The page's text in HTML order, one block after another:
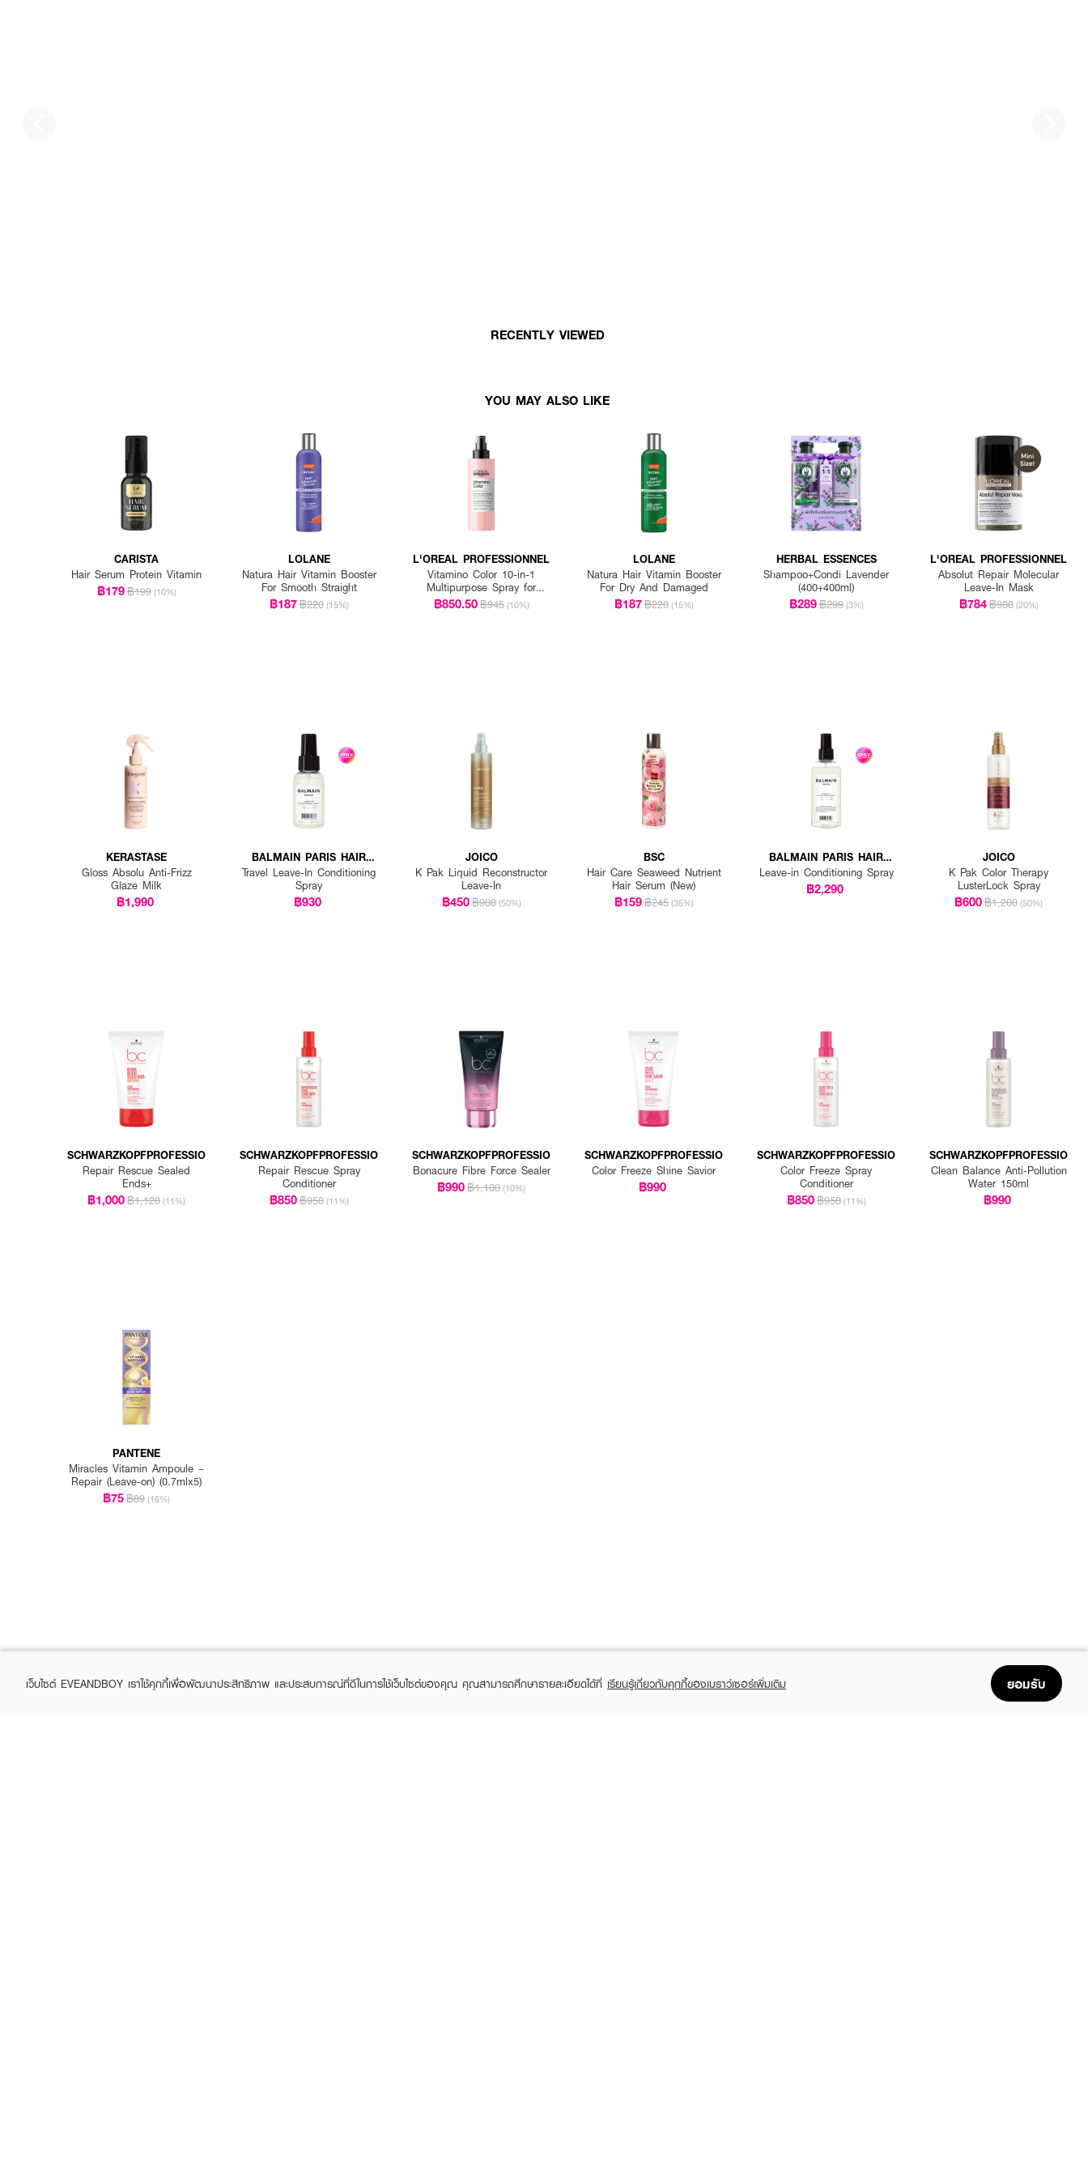
RECENTLY VIEWED
YOU MAY ALSO LIKE
CARISTA
Hair Serum Protein Vitamin
฿179฿199 (10%)
LOLANE
Natura Hair Vitamin Booster
For Smooth Straight
฿187฿220 (15%)
L'OREAL PROFESSIONNEL
Vitamino Color 10-in-1
Multipurpose Spray for
Colored Hair
฿850.50฿945 (10%)
LOLANE
Natura Hair Vitamin Booster
For Dry And Damaged
฿187฿220 (15%)
HERBAL ESSENCES
Shampoo+Condi Lavender
(400+400ml)
฿289฿299 (3%)
L'OREAL PROFESSIONNEL
Absolut Repair Molecular
Leave-In Mask
฿784฿980 (20%)
KERASTASE
Gloss Absolu Anti-Frizz
Glaze Milk
฿1,990
BALMAIN PARIS HAIR
COUTURE
Travel Leave-In Conditioning
Spray
฿930
JOICO
K Pak Liquid Reconstructor
Leave-In
฿450฿900 (50%)
BSC
Hair Care Seaweed Nutrient
Hair Serum (New)
฿159฿245 (35%)
BALMAIN PARIS HAIR
COUTURE
Leave-in Conditioning Spray
฿2,290
JOICO
K Pak Color Therapy
LusterLock Spray
฿600฿1,200 (50%)
SCHWARZKOPFPROFESSIO
Repair Rescue Sealed
Ends+
฿1,000฿1,120 (11%)
SCHWARZKOPFPROFESSIO
Repair Rescue Spray
Conditioner
฿850฿950 (11%)
SCHWARZKOPFPROFESSIO
Bonacure Fibre Force Sealer
฿990฿1,100 (10%)
SCHWARZKOPFPROFESSIO
Color Freeze Shine Savior
฿990
SCHWARZKOPFPROFESSIO
Color Freeze Spray
Conditioner
฿850฿950 (11%)
SCHWARZKOPFPROFESSIO
Clean Balance Anti-Pollution
Water 150ml
฿990
PANTENE
Miracles Vitamin Ampoule –
Repair (Leave-on) (0.7mlx5)
฿75฿89 (16%)
เว็บไซต์ EVEANDBOY เราใช้คุกกี้เพื่อพัฒนาประสิทธิภาพ และประสบการณ์ที่ดีในการใช้เว็บไซต์ของคุณ คุณสามารถศึกษารายละเอียดได้ที่ เรียนรู้เกี่ยวกับคุกกี้ของเบราว์เซอร์เพิ่มเติม ยอมรับ